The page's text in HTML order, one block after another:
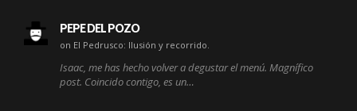
PEPE DEL POZO
on El Pedrusco: Ilusión y recorrido.
Isaac, me has hecho volver a degustar el menú. Magnífico
post. Coincido contigo, es un…